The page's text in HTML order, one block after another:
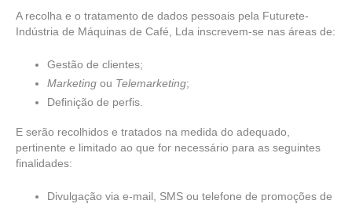
A recolha e o tratamento de dados pessoais pela Futurete-
Indústria de Máquinas de Café, Lda inscrevem-se nas áreas de:
Gestão de clientes;
Marketing ou Telemarketing;
Definição de perfis.
E serão recolhidos e tratados na medida do adequado,
pertinente e limitado ao que for necessário para as seguintes
finalidades:
Divulgação via e-mail, SMS ou telefone de promoções de